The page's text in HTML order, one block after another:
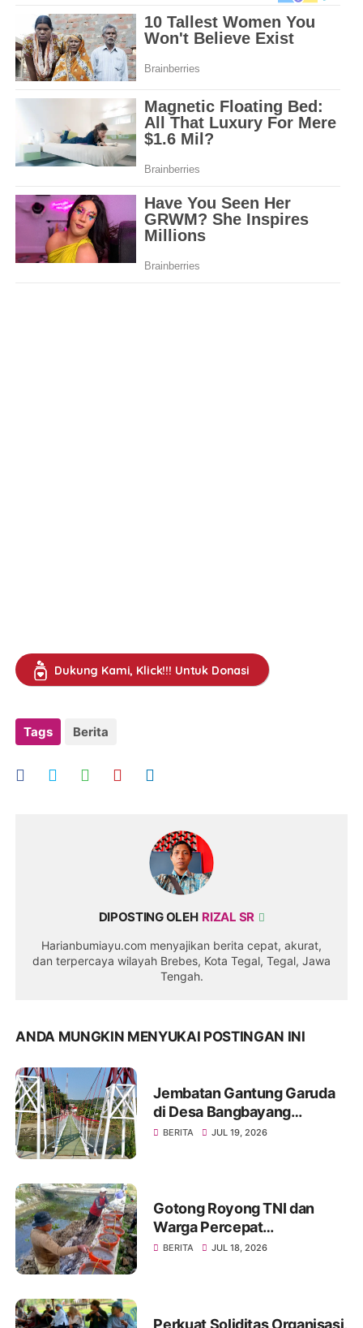
Dukung Kami, Klick!!! Untuk Donasi
Tags Berita
DIPOSTING OLEH RIZAL SR
Harianbumiayu.com menyajikan berita cepat, akurat,
dan terpercaya wilayah Brebes, Kota Tegal, Tegal, Jawa
Tengah.
ANDA MUNGKIN MENYUKAI POSTINGAN INI
Jembatan Gantung Garuda
di Desa Bangbayang
Rampung Dibangun, Simbol
BERITA JUL 19, 2026
Gotong Royong TNI dan
Warga Percepat
Pembangunan Jembatan
BERITA JUL 18, 2026
Perkuat Soliditas Organisasi,